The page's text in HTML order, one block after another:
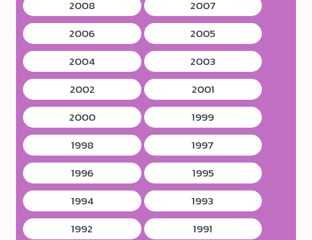
2008
2007
2006
2005
2004
2003
2002
2001
2000
1999
1998
1997
1996
1995
1994
1993
1992
1991